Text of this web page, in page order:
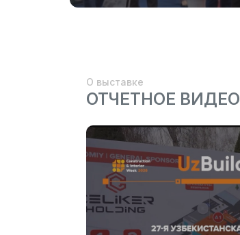
О выставке
ОТЧЕТНОЕ ВИДЕО